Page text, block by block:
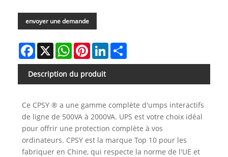
envoyer une demande
Facebook
X WhatsAppPinterestLinkedIn
Description du produit
Ce CPSY ® a une gamme complète d'umps interactifs
de ligne de 500VA à 2000VA. UPS est votre choix idéal
pour offrir une protection complète à vos
ordinateurs. CPSY est la marque Top 10 pour les
fabriquer en Chine, qui respecte la norme de l'UE et